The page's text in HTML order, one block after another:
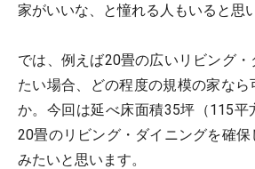
家がいいな、と憧れる人もいると思
では、例えば20畳の広いリビング
たい場合、どの程度の規模の家なら
か。今回は延べ床面積35坪（115平
20畳のリビング・ダイニングを確保
みたいと思います。